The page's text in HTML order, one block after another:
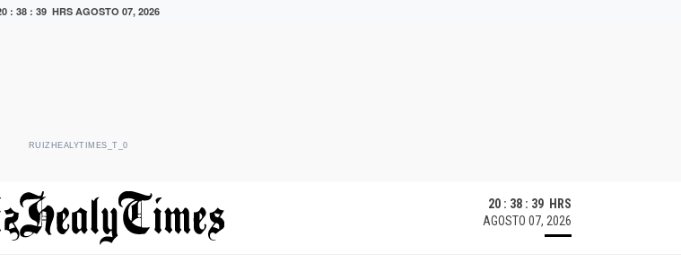
: 38 : 40 HRS AGOSTO 07, 2026
RUIZHEALYTIMES_T_0
20 : 38 : 40 HRS
AGOSTO 07, 2026